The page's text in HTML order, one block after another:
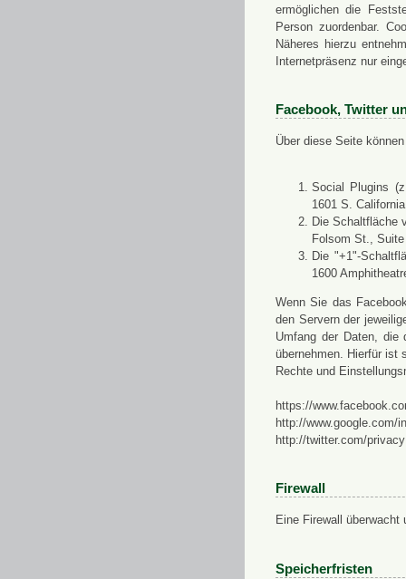
ermöglichen die
Person zuordenbar.
Näheres hierzu
Internetpräsenz nur
Facebook, Twitter
Über diese Seite
Social Plugins
1601 S.
Die Schaltfläche
Folsom St.,
Die "+1"-
1600
Wenn Sie das
den Servern der
Umfang der Daten, die
übernehmen. Hierfür ist
Rechte und
https://
http://www.google.com/
http://twitter.com/privacy
Firewall
Eine Firewall
Speicherfristen